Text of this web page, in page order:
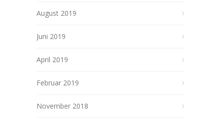
August 2019
Juni 2019
April 2019
Februar 2019
November 2018